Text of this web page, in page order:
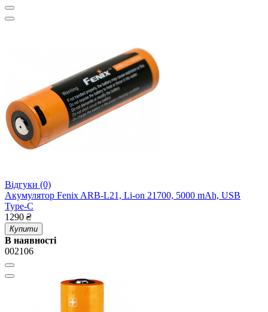
Відгуки (0)
Акумулятор Fenix ARB-L21, Li-on 21700, 5000 mAh, USB
Type-C
1290 ₴
Купити
В наявності
002106